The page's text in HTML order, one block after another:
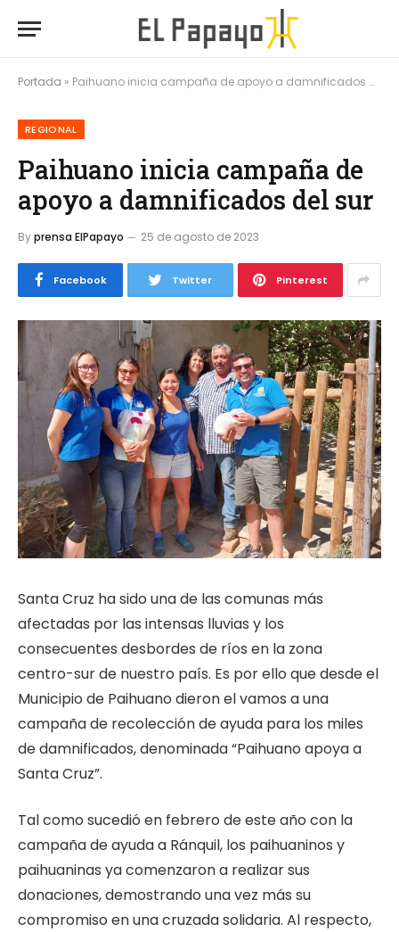
Portada » Paihuano inicia campaña de apoyo a damnificados del sur
REGIONAL
Paihuano inicia campaña de
apoyo a damnificados del sur
Byprensa ElPapayo 25 de agosto de 2023
Facebook Twitter Pinterest
Santa Cruz ha sido una de las comunas más
afectadas por las intensas lluvias y los
consecuentes desbordes de ríos en la zona
centro-sur de nuestro país. Es por ello que desde el
Municipio de Paihuano dieron el vamos a una
campaña de recolección de ayuda para los miles
de damnificados, denominada “Paihuano apoya a
Santa Cruz”.
Tal como sucedió en febrero de este año con la
campaña de ayuda a Ránquil, los paihuaninos y
paihuaninas ya comenzaron a realizar sus
donaciones, demostrando una vez más su
compromiso en una cruzada solidaria. Al respecto,